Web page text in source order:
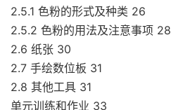
2.5.1 色粉的形式及种类 26
2.5.2 色粉的用法及注意事项 28
2.6 纸张 30
2.7 手绘数位板 31
2.8 其他工具 31
单元训练和作业 33